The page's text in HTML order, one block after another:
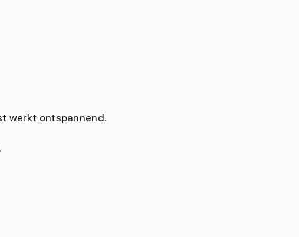
werkt ontspannend.